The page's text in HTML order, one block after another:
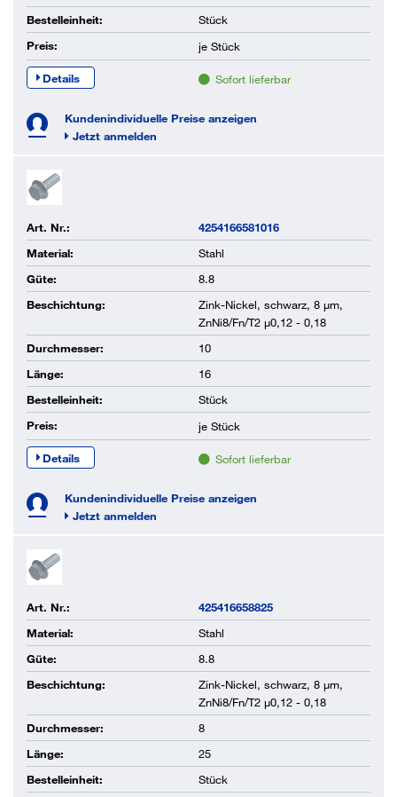
Bestelleinheit:
Stück
Preis:
je Stück
Details Sofort lieferbar
Kundenindividuelle Preise anzeigen
Jetzt anmelden
Art. Nr.:
4254166581016
Material:
Stahl
Güte:
8.8
Beschichtung:
Zink-Nickel, schwarz, 8 µm,
ZnNi8/Fn/T2 µ0,12 - 0,18
Durchmesser:
10
Länge:
16
Bestelleinheit:
Stück
Preis:
je Stück
Details Sofort lieferbar
Kundenindividuelle Preise anzeigen
Jetzt anmelden
Art. Nr.:
425416658825
Material:
Stahl
Güte:
8.8
Beschichtung:
Zink-Nickel, schwarz, 8 µm,
ZnNi8/Fn/T2 µ0,12 - 0,18
Durchmesser:
8
Länge:
25
Bestelleinheit:
Stück